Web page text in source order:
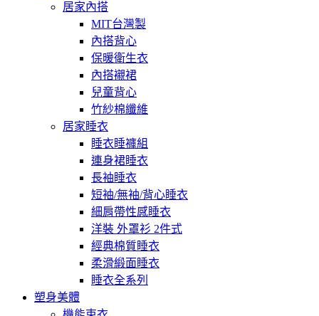
居家內搭
MIT台灣製
內搭背心
保暖衛生衣
內搭襯裙
兒童背心
竹紗棉纖維
居家睡衣
睡衣睡褲組
連身裙睡衣
長袖睡衣
短袖/無袖/背心睡衣
細肩帶性感睡衣
洋裝 外罩衫 2件式
經典棉質睡衣
柔滑緞面睡衣
睡衣全系列
塑身美體